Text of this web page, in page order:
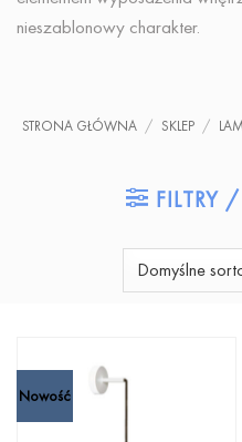
nieszablonowy charakter.
STRONA GŁÓWNA / SKLEP /
FILTRY
Nowość